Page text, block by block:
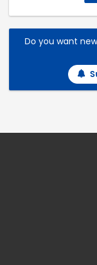
Do you want